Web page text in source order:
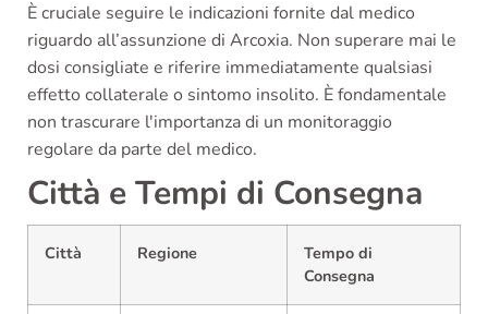
È cruciale seguire le indicazioni fornite dal medico
riguardo all’assunzione di Arcoxia. Non superare mai le
dosi consigliate e riferire immediatamente qualsiasi
effetto collaterale o sintomo insolito. È fondamentale
non trascurare l'importanza di un monitoraggio
regolare da parte del medico.
Città e Tempi di Consegna
Città Regione
Tempo di
Consegna